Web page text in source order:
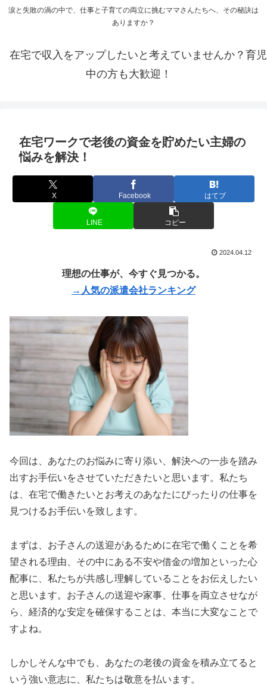
涙と失敗の渦の中で、仕事と子育ての両立に挑むママさんたちへ、その秘訣は
ありますか？
在宅で収入をアップしたいと考えていませんか？育児
中の方も大歓迎！
在宅ワークで老後の資金を貯めたい主婦の
悩みを解決！
X Facebook はてブ
LINE コピー
2024.04.12
理想の仕事が、今すぐ見つかる。
→人気の派遣会社ランキング
今回は、あなたのお悩みに寄り添い、解決への一歩を踏み
出すお手伝いをさせていただきたいと思います。私たち
は、在宅で働きたいとお考えのあなたにぴったりの仕事を
見つけるお手伝いを致します。
まずは、お子さんの送迎があるために在宅で働くことを希
望される理由、その中にある不安や借金の増加といった心
配事に、私たちが共感し理解していることをお伝えしたい
と思います。お子さんの送迎や家事、仕事を両立させなが
ら、経済的な安定を確保することは、本当に大変なことで
すよね。
しかしそんな中でも、あなたの老後の資金を積み立てると
いう強い意志に、私たちは敬意を払います。